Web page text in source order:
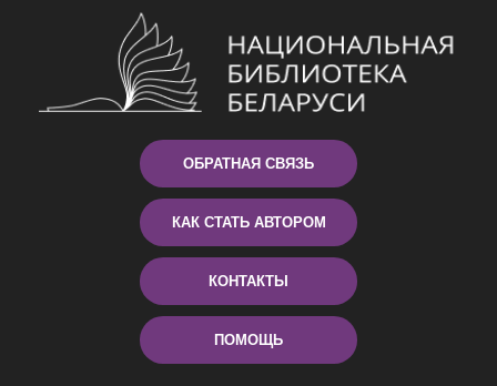
ОБРАТНАЯ СВЯЗЬ
КАК СТАТЬ АВТОРОМ
КОНТАКТЫ
ПОМОЩЬ